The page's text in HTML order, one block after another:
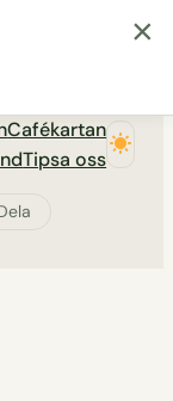
Cafékartan
Tipsa oss
×